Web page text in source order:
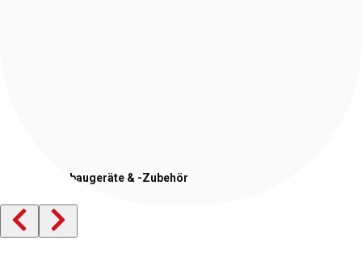
Stapler-Anbaugeräte & -Zubehör